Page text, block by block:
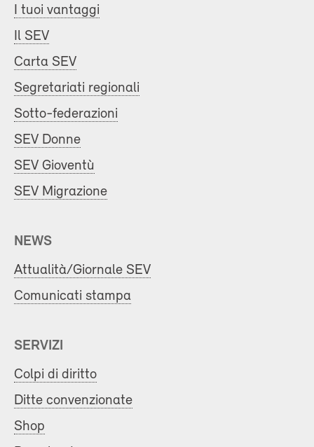
I tuoi vantaggi
Il SEV
Carta SEV
Segretariati regionali
Sotto-federazioni
SEV Donne
SEV Gioventù
SEV Migrazione
NEWS
Attualità/Giornale SEV
Comunicati stampa
SERVIZI
Colpi di diritto
Ditte convenzionate
Shop